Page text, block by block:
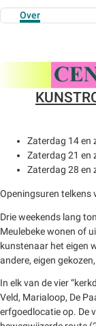
Over
Zaterdag 14 en
Zaterdag 21 en
Zaterdag 28 en
Openingsuren telkens
Drie weekends lang
Meulebeke wonen of
kunstenaar het eigen
andere, eigen
In elk van de vier
Veld, Marialoop, De
erfgoedlocatie op. De